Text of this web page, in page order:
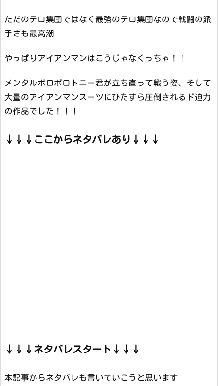
ただのテロ集団ではなく最強のテロ集団なので戦闘の派
手さも最高潮
やっぱりアイアンマンはこうじゃなくっちゃ！！
メンタルボロボロトニー君が立ち直って戦う姿、そして
大量のアイアンマンスーツにひたすら圧倒されるド迫力
の作品でした！！！
↓↓↓ここからネタバレあり↓↓↓
↓↓↓ネタバレスタート↓↓↓
本記事からネタバレも書いていこうと思います